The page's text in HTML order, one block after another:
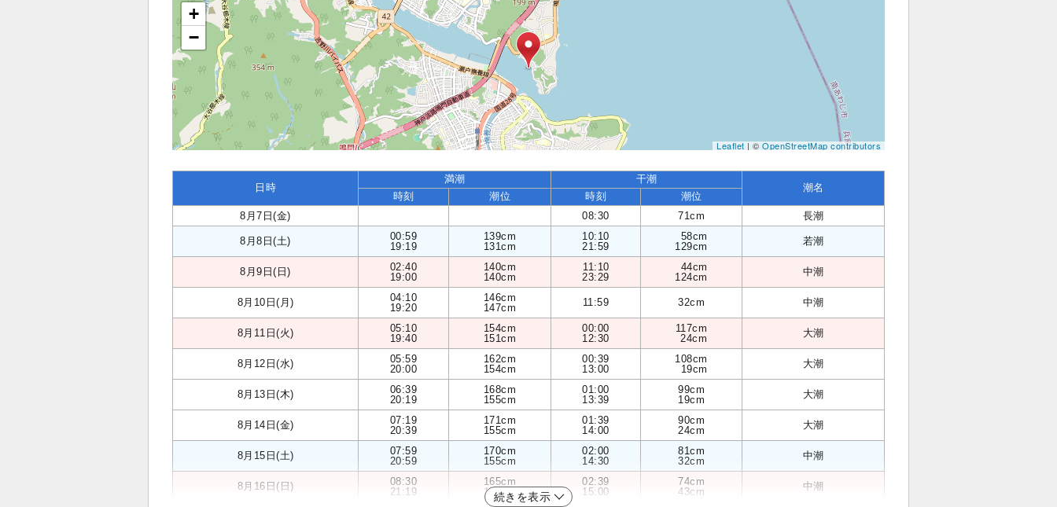
+
−
Leaflet| ©OpenStreetMap contributors
日時
満潮 干潮
潮名
時刻 潮位 時刻
潮位
8月7日(金)
08:30 71cm 長潮
8月8日(土)
00:59
19:19
139cm
131cm
10:10
21:59
58cm
129cm
若潮
8月9日(日)
02:40
19:00
140cm
140cm
11:10
23:29
44cm
124cm
中潮
8月10日(月)
04:10
19:20
146cm
147cm
11:59 32cm 中潮
8月11日(火)
05:10
19:40
154cm
151cm
00:00
12:30
117cm
24cm
大潮
8月12日(水)
05:59
20:00
162cm
154cm
00:39
13:00
108cm
19cm
大潮
8月13日(木)
06:39
20:19
168cm
155cm
01:00
13:39
99cm
19cm
大潮
8月14日(金)
07:19
20:39
171cm
155cm
01:39
14:00
90cm
24cm
大潮
8月15日(土)
07:59
20:59
170cm
155cm
02:00
14:30
81cm
32cm
中潮
8月16日(日)
08:30
21:19
165cm
154cm
02:39
15:00
74cm
43cm
中潮
続きを表示